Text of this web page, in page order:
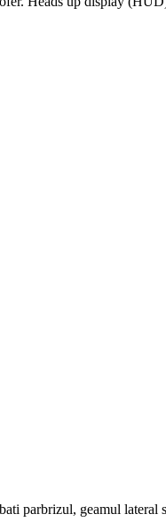
geamul lateral